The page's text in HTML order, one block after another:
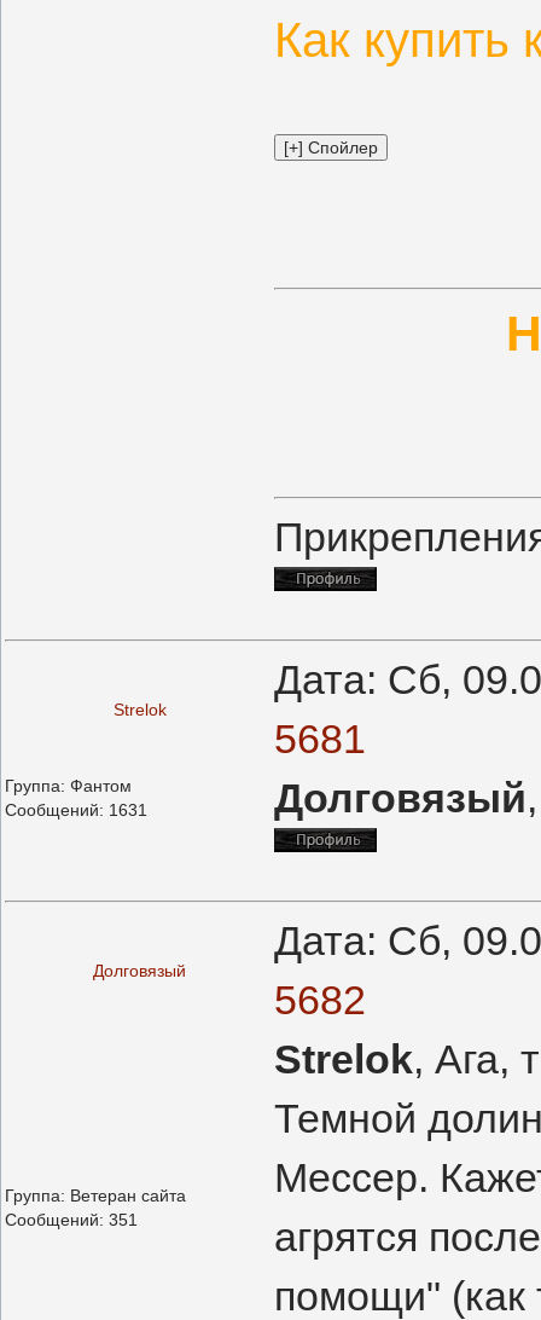
Как купить
Strelok
Дата: Сб,
5681
Группа: Фантом
Сообщений: 1631 Долговязый
Долговязый
Дата: Сб,
5682
Группа: Ветеран сайта
Сообщений: 351
Strelok, Ага,
Темной
Мессер.
агрятся
помощи" (как